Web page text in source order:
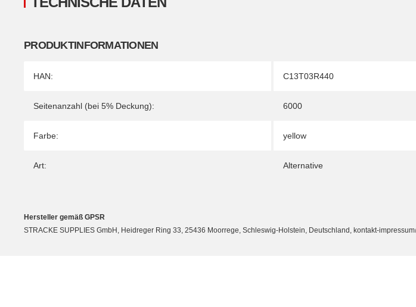
PRODUKTINFORMATIONEN
Produkteigenschaft
Wert
HAN: C13T03R440
Seitenanzahl (bei 5% Deckung): 6000
Farbe: yellow
Art: Alternative
Hersteller gemäß GPSR
STRACKE SUPPLIES GmbH, Heidreger Ring 33, 25436 Moorrege, Schleswig-Holstein, Deutschland, kontakt-